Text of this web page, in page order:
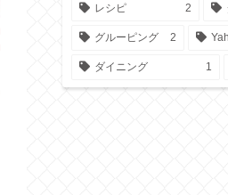
レシピ 2
グルーピング 2
ダイニング 1